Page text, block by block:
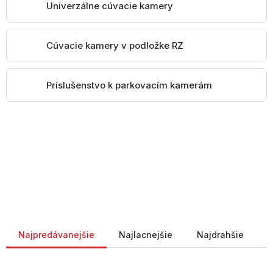
Univerzálne cúvacie kamery
Cúvacie kamery v podložke RZ
Príslušenstvo k parkovacím kamerám
Najpredávanejšie Najlacnejšie Najdrahšie